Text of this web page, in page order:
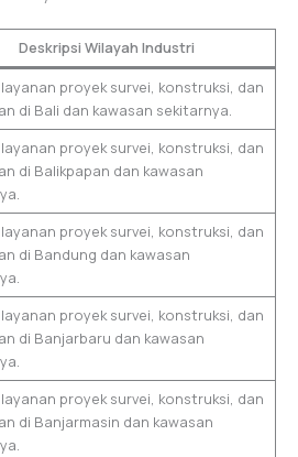
Deskripsi Wilayah Industri
proyek survei, konstruksi, dan
di Bali dan kawasan sekitarnya.
proyek survei, konstruksi, dan
di Balikpapan dan kawasan
proyek survei, konstruksi, dan
di Bandung dan kawasan
proyek survei, konstruksi, dan
di Banjarbaru dan kawasan
proyek survei, konstruksi, dan
di Banjarmasin dan kawasan